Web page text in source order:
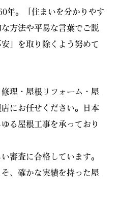
年。「住まいを分かりやす
方法や平易な言葉でご説
」を取り除くよう努めて
理・屋根リフォーム・屋
にお任せください。日本
る屋根工事を承っており
審査に合格しています。
、確かな実績を持った屋